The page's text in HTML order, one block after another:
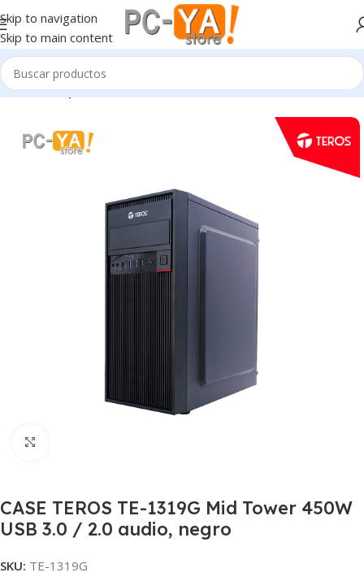
Skip to navigation
Skip to main content
Inicio Componentes
CASE TEROS TE-1319G Mid Tower 450W
USB 3.0 / 2.0 audio, negro
SKU: TE-1319G